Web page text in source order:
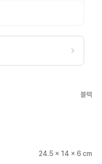
블랙
24.5 x 14 x 6 cm